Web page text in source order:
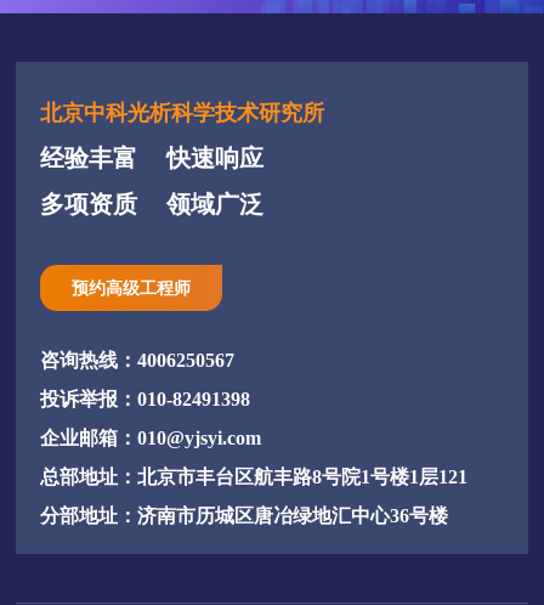
北京中科光析科学技术研究所
经验丰富
快速响应
多项资质
领域广泛
预约高级工程师
咨询热线：4006250567
投诉举报：010-82491398
企业邮箱：010@yjsyi.com
总部地址：北京市丰台区航丰路8号院1号楼1层121
分部地址：济南市历城区唐冶绿地汇中心36号楼